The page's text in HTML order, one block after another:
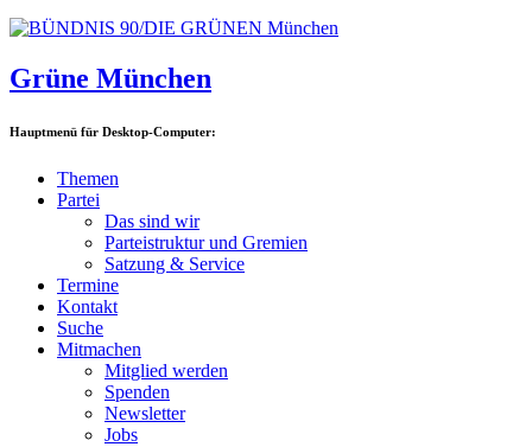
Grüne München
Hauptmenü für Desktop-Computer:
Themen
Partei
Das sind wir
Parteistruktur und Gremien
Satzung & Service
Termine
Kontakt
Suche
Mitmachen
Mitglied werden
Spenden
Newsletter
Jobs